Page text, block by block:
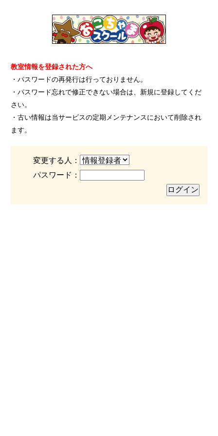
教室情報を登録された方へ
・パスワードの再発行は行っておりません。
・パスワード忘れで修正できない場合は、新規に登録してくだ
さい。
・古い情報は当サービスの定期メンテナンスにおいて削除され
ます。
変更する人：
パスワード：